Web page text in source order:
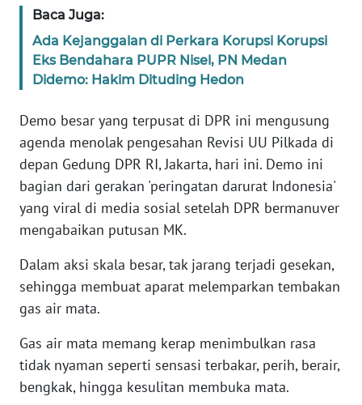
Baca Juga:
Ada Kejanggalan di Perkara Korupsi Korupsi
Eks Bendahara PUPR Nisel, PN Medan
Didemo: Hakim Dituding Hedon
Demo besar yang terpusat di DPR ini mengusung
agenda menolak pengesahan Revisi UU Pilkada di
depan Gedung DPR RI, Jakarta, hari ini. Demo ini
bagian dari gerakan 'peringatan darurat Indonesia'
yang viral di media sosial setelah DPR bermanuver
mengabaikan putusan MK.
Dalam aksi skala besar, tak jarang terjadi gesekan,
sehingga membuat aparat melemparkan tembakan
gas air mata.
Gas air mata memang kerap menimbulkan rasa
tidak nyaman seperti sensasi terbakar, perih, berair,
bengkak, hingga kesulitan membuka mata.
INFO
IKLAN
TENTANG
PEDOMAN
MEDIA
SIBER
REDAKSI
DISCLAIMER
Wahana
News
Regional